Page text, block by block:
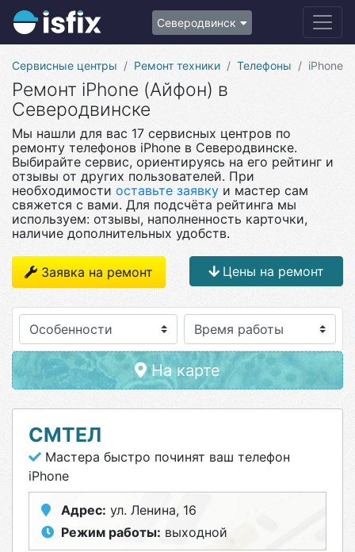
Северодвинск
Сервисные центры Ремонт техники Телефоны iPhone
Ремонт iPhone (Айфон) в
Северодвинске
Мы нашли для вас 17 сервисных центров по
ремонту телефонов iPhone в Северодвинске.
Выбирайте сервис, ориентируясь на его рейтинг и
отзывы от других пользователей. При
необходимости оставьте заявку и мастер сам
свяжется с вами. Для подсчёта рейтинга мы
используем: отзывы, наполненность карточки,
наличие дополнительных удобств.
Заявка на ремонт Цены на ремонт
Особенности
На карте
СМТЕЛ
Мастера быстро починят ваш телефон
iPhone
Адрес: ул. Ленина, 16
Режим работы: выходной